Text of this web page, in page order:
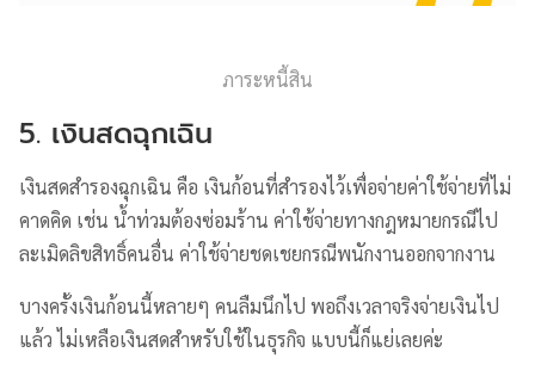
ภาระหนี้สิน
5. เงินสดฉุกเฉิน
เงินสดสำรองฉุกเฉิน คือ เงินก้อนที่สำรองไว้เพื่อจ่ายค่าใช้จ่ายที่ไม่
คาดคิด เช่น น้ำท่วมต้องซ่อมร้าน ค่าใช้จ่ายทางกฎหมายกรณีไป
ละเมิดลิขสิทธิ์คนอื่น ค่าใช้จ่ายชดเชยกรณีพนักงานออกจากงาน
บางครั้งเงินก้อนนี้หลายๆ คนลืมนึกไป พอถึงเวลาจริงจ่ายเงินไป
แล้ว ไม่เหลือเงินสดสำหรับใช้ในธุรกิจ แบบนี้ก็แย่เลยค่ะ